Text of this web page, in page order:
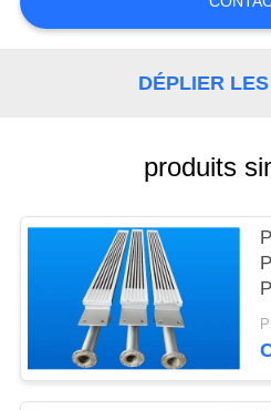
DEMANDEZ
SITEMAP
PRIVACY
POLICY
DÉPLIER
produits